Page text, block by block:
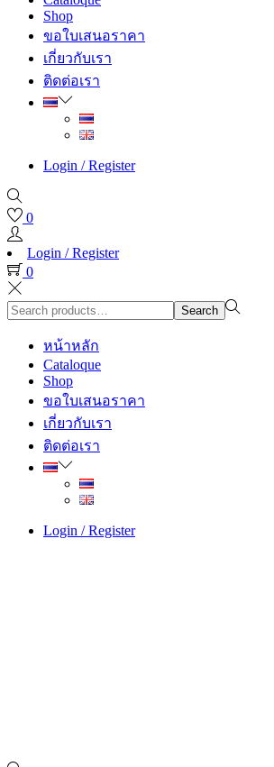
Shop
ขอใบเสนอราคา
เกี่ยวกับเรา
ติดต่อเรา
Login / Register
0
Login / Register
0
Search
for:>
Search
หน้าหลัก
Cataloque
Shop
ขอใบเสนอราคา
เกี่ยวกับเรา
ติดต่อเรา
Login / Register